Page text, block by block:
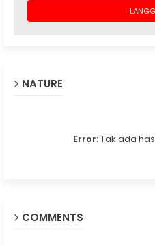
NATURE
Error:Tak ada
COMMENTS